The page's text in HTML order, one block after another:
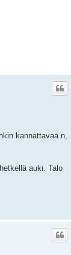
kannattavaa n,
auki. Talo